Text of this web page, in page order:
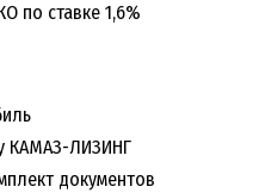
по ставке 1,6%
КАМАЗ-ЛИЗИНГ
документов